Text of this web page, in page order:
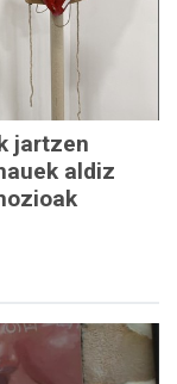
jartzen
aldiz